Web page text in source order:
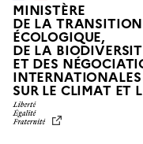
MINISTÈRE
DE LA TRANSITION
ÉCOLOGIQUE,
DE LA
ET DES
INTERNATIONALES
SUR LE CLIMAT ET